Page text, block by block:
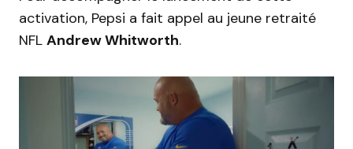
activation, Pepsi a fait appel au jeune retraité
NFL Andrew Whitworth.